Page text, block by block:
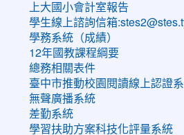
上大國小會計室報告
學生線上諮詢信箱
學務系統（成績）
12年國教課程綱要
總務相關表件
臺中市推動校園閱讀線上認證
無聲廣播系統
差勤系統
學習扶助方案科技化評量系統